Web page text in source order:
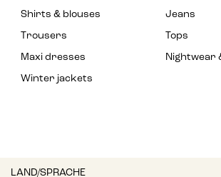
Shirts & blouses
Jeans
Trousers
Tops
Maxi dresses
Nightwear
Winter jackets
LAND/SPRACHE